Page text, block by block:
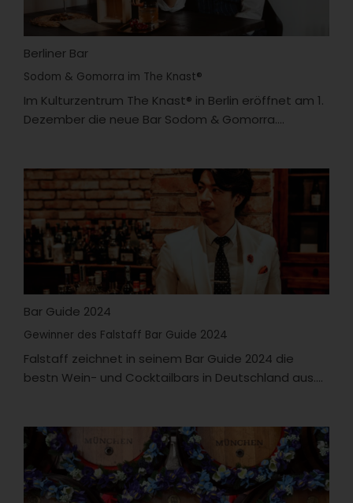
Berliner Bar
Sodom & Gomorra im The Knast®
Im Kulturzentrum The Knast® in Berlin eröffnet am 1.
Dezember die neue Bar Sodom & Gomorra....
Bar Guide 2024
Gewinner des Falstaff Bar Guide 2024
Falstaff zeichnet in seinem Bar Guide 2024 die
bestn Wein- und Cocktailbars in Deutschland aus....